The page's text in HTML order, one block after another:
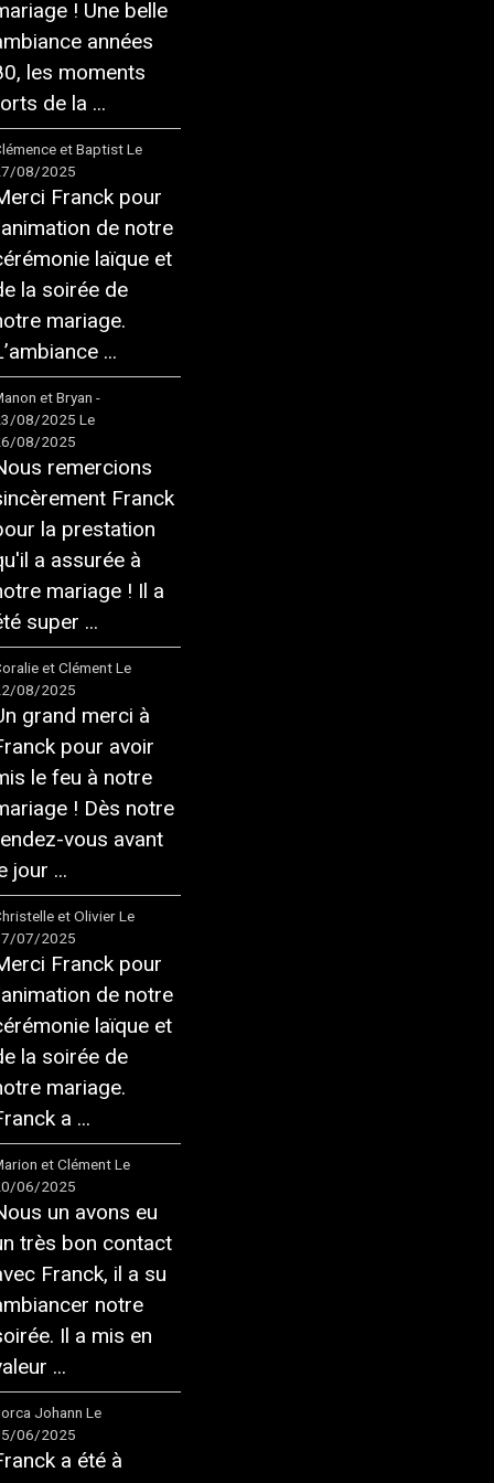
! Une belle
années
les moments
de la ...
et Baptist Le
08/2025
Franck pour
de notre
laïque et
la soirée de
mariage.
...
et Bryan -
08/2025 Le
08/2025
remercions
Franck
la prestation
a assurée à
mariage ! Il a
super ...
et Clément Le
08/2025
grand merci à
pour avoir
le feu à notre
! Dès notre
vous avant
jour ...
et Olivier Le
07/2025
Franck pour
de notre
laïque et
la soirée de
mariage.
a ...
et Clément Le
06/2025
un avons eu
très bon contact
Franck, il a su
notre
Il a mis en
...
Johann Le
06/2025
a été à